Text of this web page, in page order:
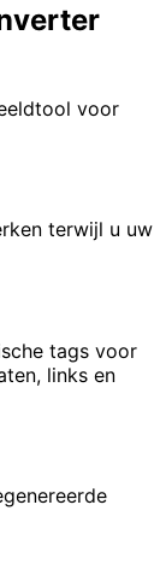
voor
terwijl u uw
tags voor
links en